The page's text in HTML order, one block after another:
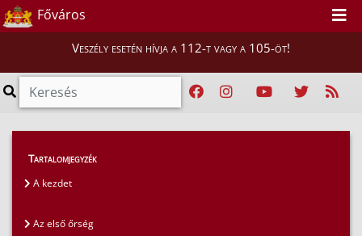
Főváros
Veszély esetén hívja a 112-t vagy a 105-öt!
Magunkról
Egy és negyedszázad a főváros szolgálatában
Tartalomjegyzék
A kezdet
Az első őrség